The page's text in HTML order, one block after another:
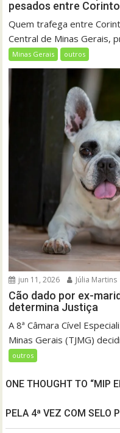
pesados entre
Quem trafega entre
Central de Minas Gerais,
Minas Gerais outros
jun 11, 2026 Júlia Martins
Cão dado por ex-
determina Justiça
A 8ª Câmara Cível
Minas Gerais (TJMG)
outros
ONE THOUGHT TO “MIP
PELA 4ª VEZ COM SELO